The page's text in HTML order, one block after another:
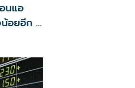
นแอ
น้อยอีก 5